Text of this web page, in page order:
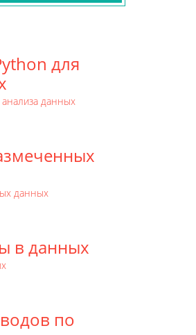
для
в данных
по